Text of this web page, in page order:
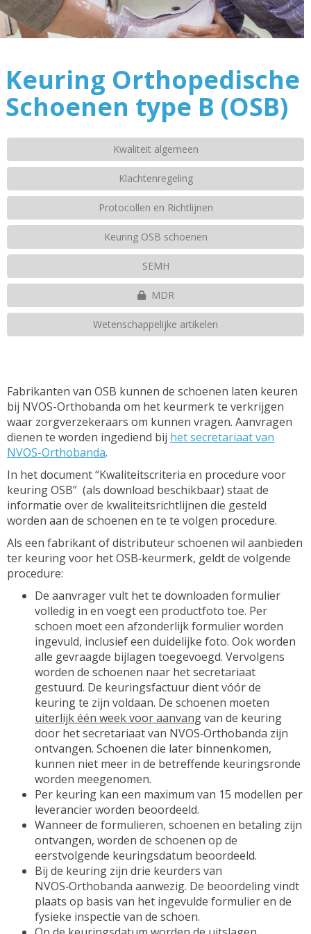
Keuring Orthopedische
Schoenen type B (OSB)
Kwaliteit algemeen
Klachtenregeling
Protocollen en Richtlijnen
Keuring OSB schoenen
SEMH
MDR
Wetenschappelijke artikelen
Fabrikanten van OSB kunnen de schoenen laten keuren
bij NVOS-Orthobanda om het keurmerk te verkrijgen
waar zorgverzekeraars om kunnen vragen. Aanvragen
dienen te worden ingediend bij het secretariaat van
NVOS-Orthobanda.
In het document “Kwaliteitscriteria en procedure voor
keuring OSB” (als download beschikbaar) staat de
informatie over de kwaliteitsrichtlijnen die gesteld
worden aan de schoenen en te te volgen procedure.
Als een fabrikant of distributeur schoenen wil aanbieden
ter keuring voor het OSB‑keurmerk, geldt de volgende
procedure:
De aanvrager vult het te downloaden formulier
volledig in en voegt een productfoto toe. Per
schoen moet een afzonderlijk formulier worden
ingevuld, inclusief een duidelijke foto. Ook worden
alle gevraagde bijlagen toegevoegd. Vervolgens
worden de schoenen naar het secretariaat
gestuurd. De keuringsfactuur dient vóór de
keuring te zijn voldaan. De schoenen moeten
uiterlijk één week voor aanvangvan de keuring
door het secretariaat van NVOS‑Orthobanda zijn
ontvangen. Schoenen die later binnenkomen,
kunnen niet meer in de betreffende keuringsronde
worden meegenomen.
Per keuring kan een maximum van 15 modellen per
leverancier worden beoordeeld.
Wanneer de formulieren, schoenen en betaling zijn
ontvangen, worden de schoenen op de
eerstvolgende keuringsdatum beoordeeld.
Bij de keuring zijn drie keurders van
NVOS‑Orthobanda aanwezig. De beoordeling vindt
plaats op basis van het ingevulde formulier en de
fysieke inspectie van de schoen.